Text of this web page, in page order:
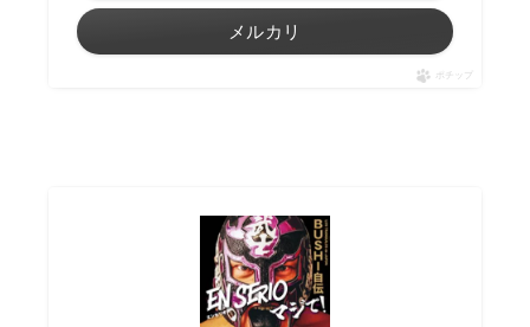
メルカリ
ポチップ